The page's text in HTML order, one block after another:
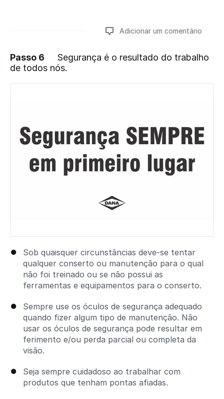
Adicionar um comentário
Passo 6
Segurança é o resultado do trabalho
de todos nós.
Sob quaisquer circunstâncias deve-se tentar
qualquer conserto ou manutenção para o qual
não foi treinado ou se não possui as
ferramentas e equipamentos para o conserto.
Sempre use os óculos de segurança adequado
quando fizer algum tipo de manutenção. Não
usar os óculos de segurança pode resultar em
ferimento e/ou perda parcial ou completa da
visão.
Seja sempre cuidadoso ao trabalhar com
produtos que tenham pontas afiadas.